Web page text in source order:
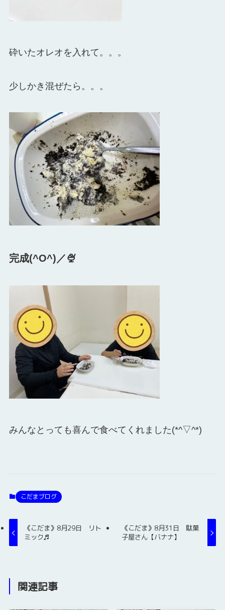
砕いたオレオを入れて。。。
少しかき混ぜたら。。。
完成(^O^)／🍨
みんなとっても喜んで食べてくれました(*^▽^*)
こだまブログ
《こだま》8月29日 リト
ミック♬
《こだま》8月31日 駄菓
子屋さん【バナナ】
関連記事